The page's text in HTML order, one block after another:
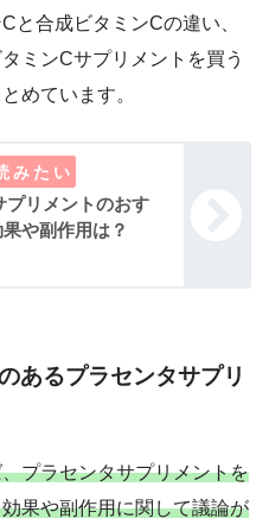
と合成ビタミンCの違い、
ミンCサプリメントを買う
めています。
プリメントのおす
や副作用は？
あるプラセンタサプリ
プラセンタサプリメントを
果や副作用に関して議論が